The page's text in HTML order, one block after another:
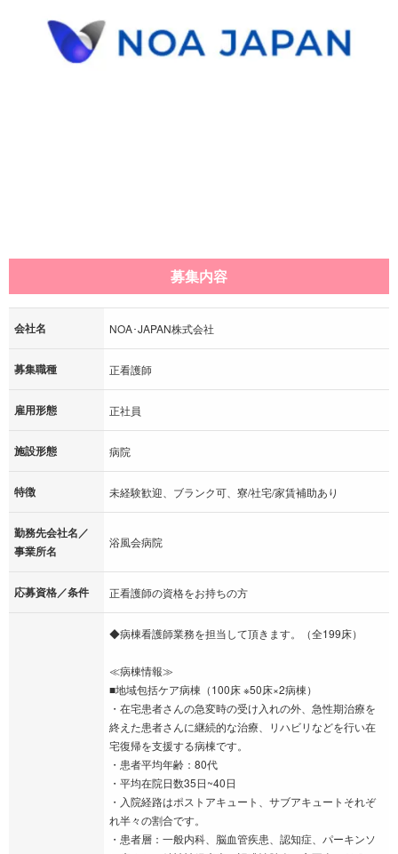
募集内容
会社名 NOA･JAPAN株式会社
募集職種 正看護師
雇用形態 正社員
施設形態 病院
特徴 未経験歓迎、ブランク可、寮/社宅/家賃補助あり
勤務先会社名／
事業所名
浴風会病院
応募資格／条件 正看護師の資格をお持ちの方
◆病棟看護師業務を担当して頂きます。（全199床）
≪病棟情報≫
■地域包括ケア病棟（100床 ※50床×2病棟）
・在宅患者さんの急変時の受け入れの外、急性期治療を
終えた患者さんに継続的な治療、リハビリなどを行い在
宅復帰を支援する病棟です。
・患者平均年齢：80代
・平均在院日数35日~40日
・入院経路はポストアキュート、サブアキュートそれぞ
れ半々の割合です。
・患者層：一般内科、脳血管疾患、認知症、パーキンソ